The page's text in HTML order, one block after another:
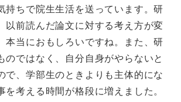
持ちで院生生活を送っています。研
以前読んだ論文に対する考え方が変
本当におもしろいですね。また、研
のではなく、自分自身がやらないと
で、学部生のときよりも主体的にな
を考える時間が格段に増えました。